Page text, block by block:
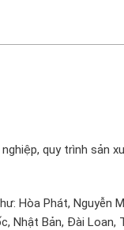
quy trình sản
Hòa Phát, Nguyễn
Nhật Bản, Đài Loan,